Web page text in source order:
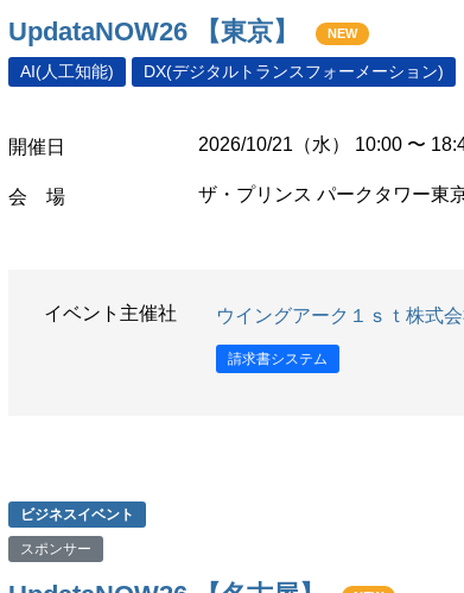
UpdataNOW26 【東京】 NEW
AI(人工知能) DX(デジタルトランスフォーメーション)
開催日 2026/10/21（水） 10:00 〜
会 場 ザ・プリンス パークタワー東
イベント主催社 ウイングアーク１ｓｔ株式
請求書システム
ビジネスイベント
スポンサー